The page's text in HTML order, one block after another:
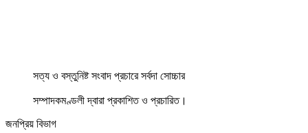
সত্য ও বস্তুনিষ্ট সংবাদ প্রচারে সর্বদা সোচ্চার
সম্পাদকমণ্ডলী দ্বারা প্রকাশিত ও প্রচারিত।
জনপ্রিয় বিভাগ